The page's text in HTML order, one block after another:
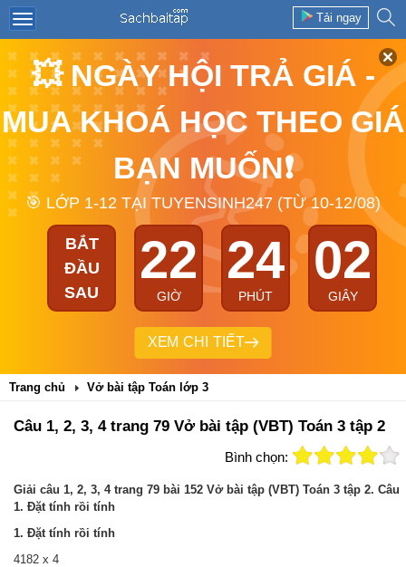
Tải ngay
💥 NGÀY HỘI TRẢ GIÁ -
MUA KHOÁ HỌC THEO GIÁ
BẠN MUỐN❗
🎯 LỚP 1-12 TẠI TUYENSINH247 (TỪ 10-12/08)
BẮT
ĐẦU
SAU
22
GIỜ
24
PHÚT
02
GIÂY
XEM CHI TIẾT
Trang chủ Vở bài tập Toán lớp 3
Câu 1, 2, 3, 4 trang 79 Vở bài tập (VBT) Toán 3 tập 2
Bình chọn:
Giải câu 1, 2, 3, 4 trang 79 bài 152 Vở bài tập (VBT) Toán 3 tập 2. Câu
1. Đặt tính rồi tính
1. Đặt tính rồi tính
4182 x 4